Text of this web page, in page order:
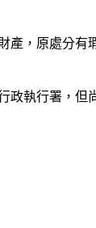
產，原處分有
政執行署，但